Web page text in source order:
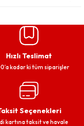
Hızlı Teslimat
kadar ki tüm siparişler
Seçenekleri
kartına taksit ve havale